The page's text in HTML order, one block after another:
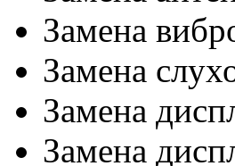
Замена
Замена
Замена
Замена